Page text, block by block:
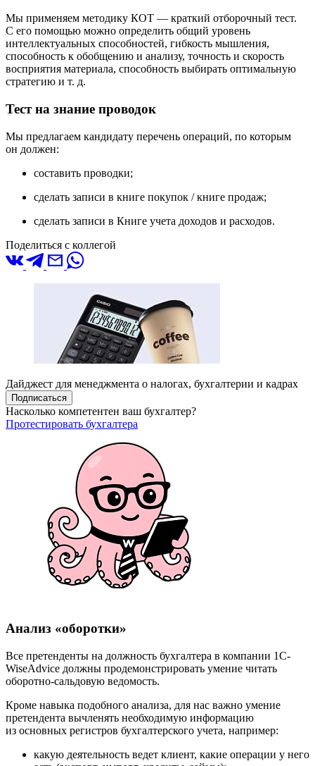
Мы применяем методику КОТ — краткий отборочный тест.
С его помощью можно определить общий уровень
интеллектуальных способностей, гибкость мышления,
способность к обобщению и анализу, точность и скорость
восприятия материала, способность выбирать оптимальную
стратегию и т. д.
Тест на знание проводок
Мы предлагаем кандидату перечень операций, по которым
он должен:
составить проводки;
сделать записи в книге покупок / книге продаж;
сделать записи в Книге учета доходов и расходов.
Поделиться с коллегой
Дайджест для менеджмента о налогах, бухгалтерии и кадрах
Подписаться
Насколько компетентен ваш бухгалтер?
Протестировать бухгалтера
Анализ «оборотки»
Все претенденты на должность бухгалтера в компании 1С-
WiseAdvice должны продемонстрировать умение читать
оборотно-сальдовую ведомость.
Кроме навыка подобного анализа, для нас важно умение
претендента вычленять необходимую информацию
из основных регистров бухгалтерского учета, например:
какую деятельность ведет клиент, какие операции у него